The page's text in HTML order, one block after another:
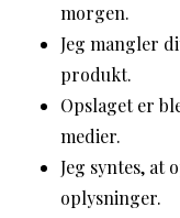
morgen.
Jeg mangler
produkt.
Opslaget er
medier.
Jeg syntes, at
oplysninger.